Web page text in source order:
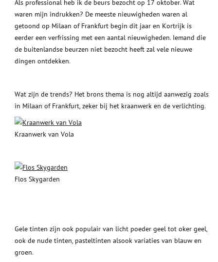
Als professional heb ik de beurs bezocht op 17 oktober. Wat
waren mijn indrukken? De meeste nieuwigheden waren al
getoond op Milaan of Frankfurt begin dit jaar en Kortrijk is
eerder een verfrissing met een aantal nieuwigheden. Iemand die
de buitenlandse beurzen niet bezocht heeft zal vele nieuwe
dingen ontdekken.
Wat zijn de trends? Het brons thema is nog altijd aanwezig zoals
in Milaan of Frankfurt, zeker bij het kraanwerk en de verlichting.
Kraanwerk van Vola
Flos Skygarden
Gele tinten zijn ook populair van licht poeder geel tot oker geel,
ook de nude tinten, pasteltinten alsook variaties van blauw en
groen.